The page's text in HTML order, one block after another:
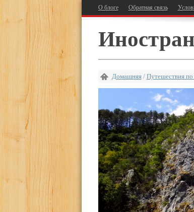
О блоге Обратная связь
Домашняя/ Путешествия